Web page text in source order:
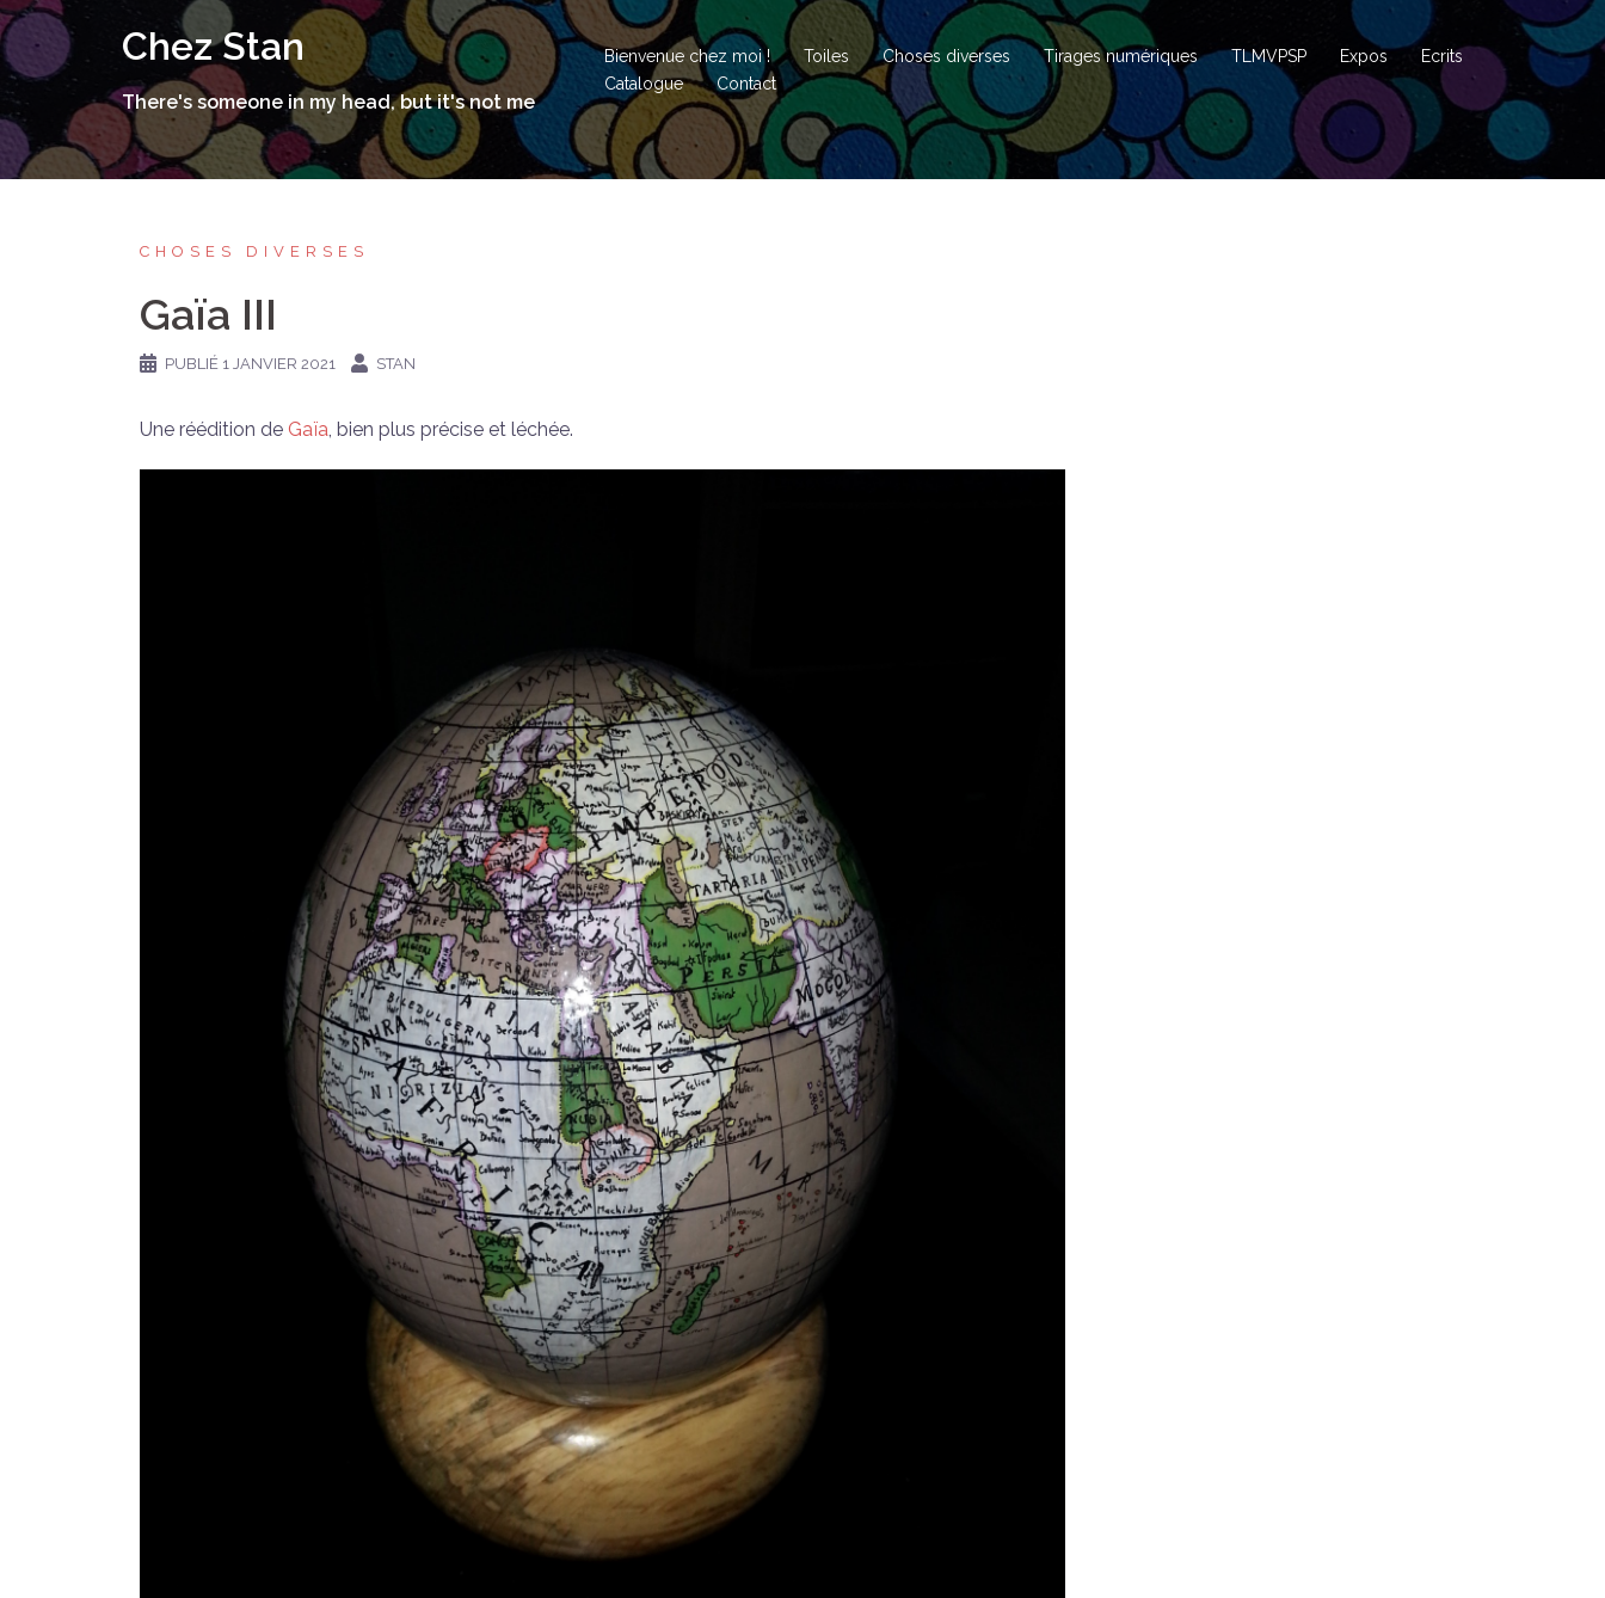
Aller
au
contenu
Chez Stan
There's someone in my head, but it's not me
Bienvenue chez moi ! Toiles Choses diverses Tirages numériques TLMVPSP Expos
Ecrits
Catalogue
Contact
CHOSES DIVERSES
Gaïa III
PUBLIÉ 1 JANVIER 2021 STAN
Une réédition de Gaïa, bien plus précise et léchée.